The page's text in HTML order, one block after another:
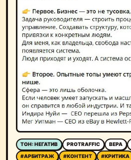
ТОН: НЕГАТИВ PROTRAFFIC ВЕРА
#АРБИТРАЖ
#КОНТЕНТ #КРИТИКА